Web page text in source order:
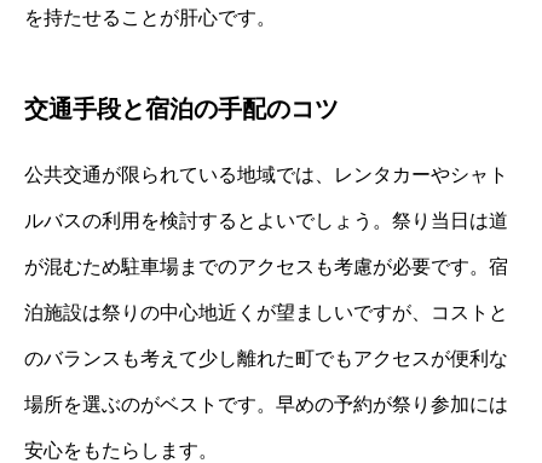
を持たせることが肝心です。
交通手段と宿泊の手配のコツ
公共交通が限られている地域では、レンタカーやシャト
ルバスの利用を検討するとよいでしょう。祭り当日は道
が混むため駐車場までのアクセスも考慮が必要です。宿
泊施設は祭りの中心地近くが望ましいですが、コストと
のバランスも考えて少し離れた町でもアクセスが便利な
場所を選ぶのがベストです。早めの予約が祭り参加には
安心をもたらします。